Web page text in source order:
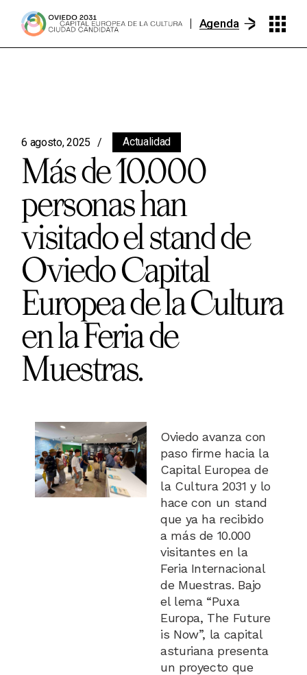
Agenda
6 agosto, 2025 Actualidad
Más de 10.000
personas han
visitado el stand de
Oviedo Capital
Europea de la Cultura
en la Feria de
Muestras.
Oviedo avanza con
paso firme hacia la
Capital Europea de
la Cultura 2031 y lo
hace con un stand
que ya ha recibido
a más de 10.000
visitantes en la
Feria Internacional
de Muestras. Bajo
el lema “Puxa
Europa, The Future
is Now”, la capital
asturiana presenta
un proyecto que